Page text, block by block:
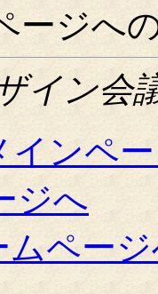
ージへ
イン会
インペ
ジへ
ムペー